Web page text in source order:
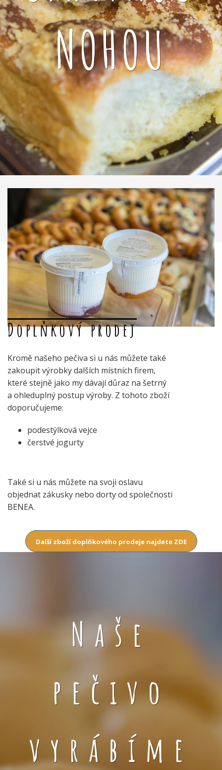
NOHOU
Doplňkový prodej
Kromě našeho pečiva si u nás můžete také
zakoupit výrobky dalších místních firem,
které stejně jako my dávají důraz na šetrný
a ohleduplný postup výroby. Z tohoto zboží
doporučujeme:
podestýlková vejce
čerstvé jogurty
Také si u nás můžete na svoji oslavu
objednat zákusky nebo dorty od společnosti
BENEA.
Další zboží doplňkového prodeje najdete ZDE
Naše
pečivo
vyrábíme